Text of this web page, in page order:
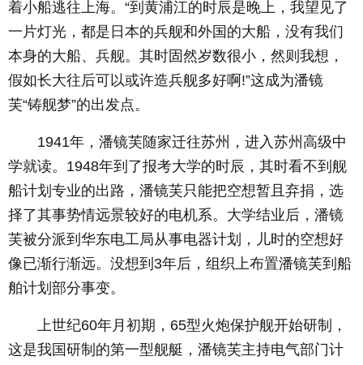
着小船逃往上海。“到黄浦江的时辰是晚上，我望见了
一片灯光，都是日本的兵舰和外国的大船，没有我们
本身的大船、兵舰。其时固然岁数很小，然则我想，
假如长大往后可以或许造兵舰多好啊!”这成为潘镜
芙“铸舰梦”的出发点。
1941年，潘镜芙随家迁往苏州，进入苏州高级中
学就读。1948年到了报考大学的时辰，其时看不到舰
船计划专业的出路，潘镜芙只能把空想暂且弃捐，选
择了其事势情远景较好的电机系。大学结业后，潘镜
芙被分派到华东电工局从事电器计划，儿时的空想好
像已渐行渐远。没想到3年后，组织上布置潘镜芙到船
舶计划部分事变。
上世纪60年月初期，65型火炮保护舰开始研制，
这是我国研制的第一型舰艇，潘镜芙主持电气部门计